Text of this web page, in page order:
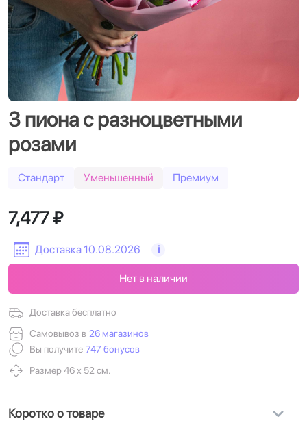
3 пиона с разноцветными
розами
Стандарт Уменьшенный Премиум
Доставка 10.08.2026 i
7,477 ₽
Доставка бесплатно
Самовывоз в 26 магазинов
Вы получите 747 бонусов
Размер 46 х 52 см.
Нет в наличии
Коротко о товаре